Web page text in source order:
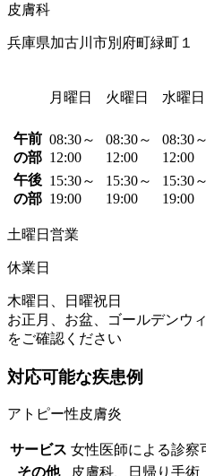
皮膚科
兵庫県加古川市別府町緑町１
月曜日 火曜日 水曜日
午前
の部
08:30～
12:00
08:30～
12:00
08:30～
12:00
午後
の部
15:30～
19:00
15:30～
19:00
15:30～
19:00
土曜日営業
休業日
木曜日、日曜祝日
お正月、お盆、ゴールデンウ
をご確認ください
対応可能な疾患例
アトピー性皮膚炎
サービス 女性医師による診察
その他
皮膚科、日帰り手術